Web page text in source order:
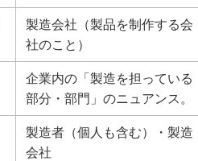
製造会社（製品を制作する会
社のこと）
企業内の「製造を担っている
部分・部門」のニュアンス。
製造者（個人も含む）・製造
会社